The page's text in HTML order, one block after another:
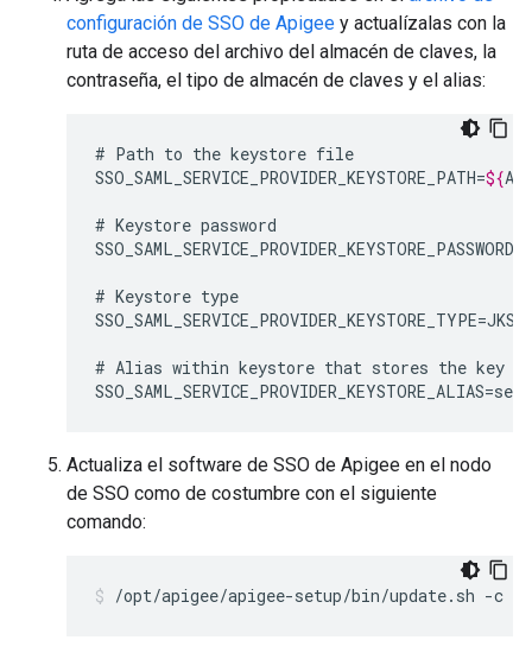
configuración de SSO de Apigee y actualízalas con la
ruta de acceso del archivo del almacén de claves, la
contraseña, el tipo de almacén de claves y el alias:
# Path to the keystore file
SSO_SAML_SERVICE_PROVIDER_KEYSTORE_PATH=${
# Keystore password
# Keystore type
SSO_SAML_SERVICE_PROVIDER_KEYSTORE_TYPE=JKS
# Alias within keystore that stores the key
Actualiza el software de SSO de Apigee en el nodo
de SSO como de costumbre con el siguiente
comando:
/opt/apigee/apigee-setup/bin/update.sh -c